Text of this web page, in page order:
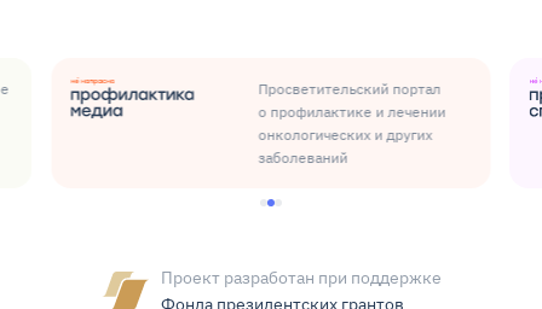
Просветительский портал
о профилактике и лечении
онкологических и других
заболеваний
Проект разработан при поддержке
Фонда президентских грантов